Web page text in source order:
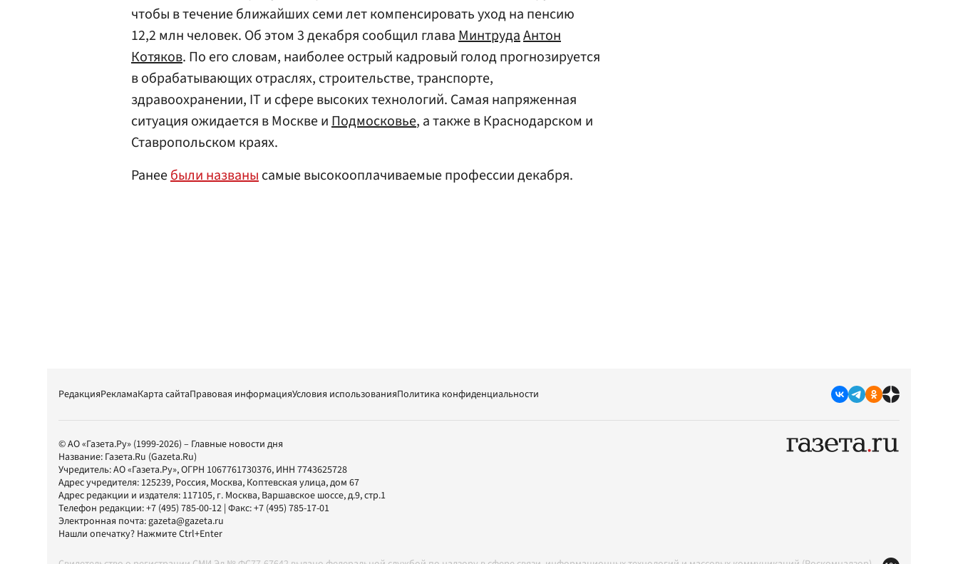
чтобы в течение ближайших семи лет компенсировать уход на пенсию
12,2 млн человек. Об этом 3 декабря сообщил главаМинтрудаАнтон
Котяков. По его словам, наиболее острый кадровый голод прогнозируется
в обрабатывающих отраслях, строительстве, транспорте,
здравоохранении, IT и сфере высоких технологий. Самая напряженная
ситуация ожидается в Москве иПодмосковье, а также в Краснодарском и
Ставропольском краях.
Ранеебыли названысамые высокооплачиваемые профессии декабря.
РедакцияРекламаКарта сайтаПравовая информацияУсловия использованияПолитика конфиденциальности
© АО «Газета.Ру» (1999-2026) – Главные новости дня
Название: Газета.Ru (Gazeta.Ru)
Учредитель:АО «Газета.Ру», ОГРН 1067761730376, ИНН 7743625728
Адрес учредителя: 125239, Россия, Москва, Коптевская улица, дом 67
Адрес редакции и издателя: 117105, г. Москва, Варшавское шоссе, д.9, стр.1
Телефон редакции:+7 (495) 785-00-12 | Факс:+7 (495) 785-17-01
Электронная почта:gazeta@gazeta.ru
Нашли опечатку? Нажмите Ctrl+Enter